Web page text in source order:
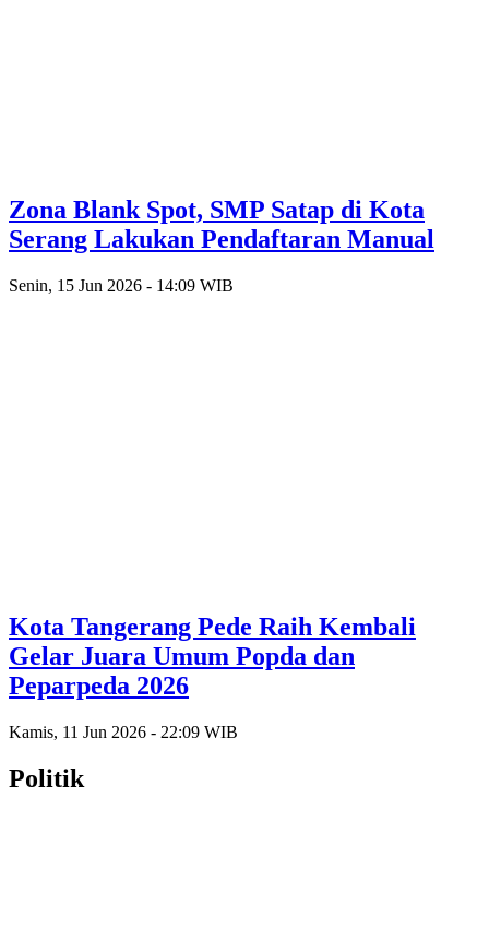
Zona Blank Spot, SMP Satap di Kota
Serang Lakukan Pendaftaran Manual
Senin, 15 Jun 2026 - 14:09 WIB
Kota Tangerang Pede Raih Kembali
Gelar Juara Umum Popda dan
Peparpeda 2026
Kamis, 11 Jun 2026 - 22:09 WIB
Politik